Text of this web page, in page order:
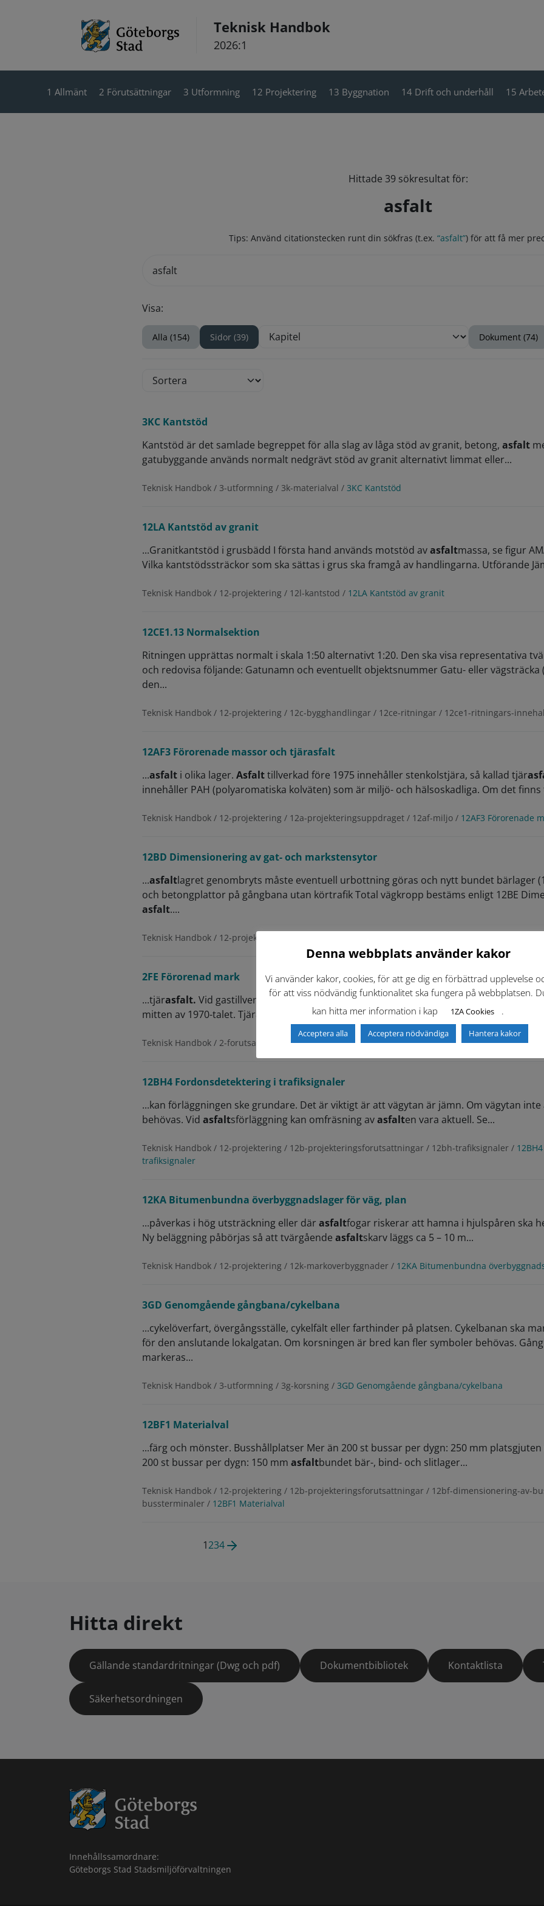
Teknisk Handbok
2026:1
1 Allmänt 2 Förutsättningar 3 Utformning 12 Projektering 13 Byggnation 14 Drift och underhåll 15
Hittade 39 sökresultat för:
asfalt
Tips: Använd citationstecken runt din sökfras (t.ex. “asfalt”) för att få mer
Visa:
Alla (154) Sidor (39) Dokument (74)
3KC Kantstöd
Kantstöd är det samlade begreppet för alla slag av låga stöd av granit, betong, asfalt
gatubyggande används normalt nedgrävt stöd av granit alternativt limmat eller...
Teknisk Handbok / 3-utformning / 3k-materialval / 3KC Kantstöd
12LA Kantstöd av granit
...Granitkantstöd i grusbädd I första hand används motstöd avasfaltmassa, se figur
Vilka kantstödssträckor som ska sättas i grus ska framgå av handlingarna. Utförande
Teknisk Handbok / 12-projektering / 12l-kantstod / 12LA Kantstöd av granit
12CE1.13 Normalsektion
Ritningen upprättas normalt i skala 1:50 alternativt 1:20. Den ska visa representativa
och redovisa följande: Gatunamn och eventuellt objektsnummer Gatu- eller vägsträcka
den...
Teknisk Handbok / 12-projektering / 12c-bygghandlingar / 12ce-ritningar / 12ce1-ritningars-
12AF3 Förorenade massor och tjärasfalt
...asfalt i olika lager. Asfalttillverkad före 1975 innehåller stenkolstjära, så kallad tjär
innehåller PAH (polyaromatiska kolväten) som är miljö- och hälsoskadliga. Om det
Teknisk Handbok / 12-projektering / 12a-projekteringsuppdraget / 12af-miljo / 12AF3 Förorenade
12BD Dimensionering av gat- och markstensytor
...asfaltlagret genombryts måste eventuell urbottning göras och nytt bundet bärlager
och betongplattor på gångbana utan körtrafik Total vägkropp bestäms enligt 12BE
asfalt....
Teknisk Handbok / 12-projektering / 12b-projekteringsforutsattningar / 12BD Dimensionering av
2FE Förorenad mark
...tjärasfalt. Vid gastillverkning bildas tjära som restprodukt och tjäran användes som
mitten av 1970-talet. Tjärasfalt innehåller höga halter polyaromatiska kolväten (PAH)
Teknisk Handbok / 2-forutsattningar / 2f-markforutsattningar /2FE Förorenad mark
12BH4 Fordonsdetektering i trafiksignaler
...kan förläggningen ske grundare. Det är viktigt är att vägytan är jämn. Om vägytan
behövas. Vid asfaltsförläggning kan omfräsning avasfalten vara aktuell. Se...
Teknisk Handbok / 12-projektering / 12b-projekteringsforutsattningar / 12bh-trafiksignaler /
trafiksignaler
12KA Bitumenbundna överbyggnadslager för väg, plan
...påverkas i hög utsträckning eller därasfaltfogar riskerar att hamna i hjulspåren ska
Ny beläggning påbörjas så att tvärgående asfaltskarv läggs ca 5 – 10 m...
Teknisk Handbok / 12-projektering / 12k-markoverbyggnader / 12KA Bitumenbundna
3GD Genomgående gångbana/cykelbana
...cykelöverfart, övergångsställe, cykelfält eller farthinder på platsen. Cykelbanan ska
för den anslutande lokalgatan. Om korsningen är bred kan fler symboler behövas.
markeras...
Teknisk Handbok / 3-utformning / 3g-korsning / 3GD Genomgående gångbana/cykelbana
12BF1 Materialval
...färg och mönster. Busshållplatser Mer än 200 st bussar per dygn: 250 mm
200 st bussar per dygn: 150 mm asfaltbundet bär-, bind- och slitlager...
Teknisk Handbok / 12-projektering / 12b-projekteringsforutsattningar / 12bf-dimensionering-av-
bussterminaler / 12BF1 Materialval
1234
Hitta direkt
Gällande standardritningar (Dwg och pdf) Dokumentbibliotek Kontaktlista
Säkerhetsordningen
Innehållssamordnare:
Göteborgs Stad Stadsmiljöförvaltningen
Denna webbplats använder kakor
Vi använder kakor, cookies, för att ge dig en förbättrad upplevelse
för att viss nödvändig funktionalitet ska fungera på webbplatsen.
kan hitta mer information i kap
1ZA Cookies .
Acceptera alla Acceptera nödvändiga Hantera kakor